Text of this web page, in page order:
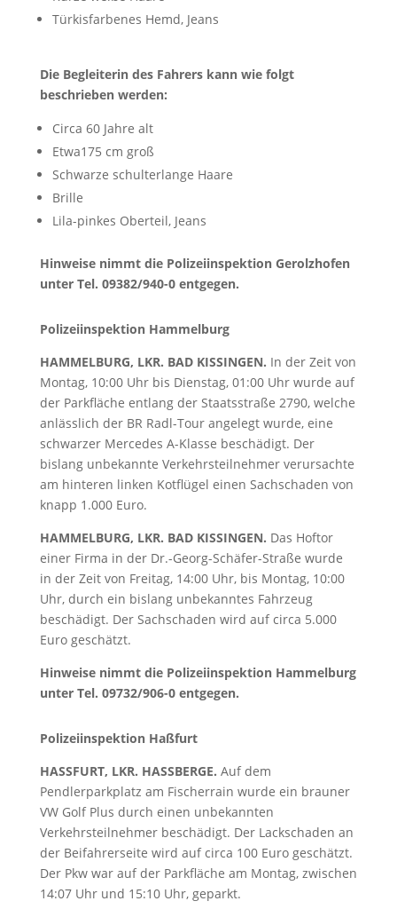
Türkisfarbenes Hemd, Jeans
Die Begleiterin des Fahrers kann wie folgt
beschrieben werden:
Circa 60 Jahre alt
Etwa175 cm groß
Schwarze schulterlange Haare
Brille
Lila-pinkes Oberteil, Jeans
Hinweise nimmt die Polizeiinspektion Gerolzhofen
unter Tel. 09382/940-0 entgegen.
Polizeiinspektion Hammelburg
HAMMELBURG, LKR. BAD KISSINGEN. In der Zeit von
Montag, 10:00 Uhr bis Dienstag, 01:00 Uhr wurde auf
der Parkfläche entlang der Staatsstraße 2790, welche
anlässlich der BR Radl-Tour angelegt wurde, eine
schwarzer Mercedes A-Klasse beschädigt. Der
bislang unbekannte Verkehrsteilnehmer verursachte
am hinteren linken Kotflügel einen Sachschaden von
knapp 1.000 Euro.
HAMMELBURG, LKR. BAD KISSINGEN. Das Hoftor
einer Firma in der Dr.-Georg-Schäfer-Straße wurde
in der Zeit von Freitag, 14:00 Uhr, bis Montag, 10:00
Uhr, durch ein bislang unbekanntes Fahrzeug
beschädigt. Der Sachschaden wird auf circa 5.000
Euro geschätzt.
Hinweise nimmt die Polizeiinspektion Hammelburg
unter Tel. 09732/906-0 entgegen.
Polizeiinspektion Haßfurt
HASSFURT, LKR. HASSBERGE. Auf dem
Pendlerparkplatz am Fischerrain wurde ein brauner
VW Golf Plus durch einen unbekannten
Verkehrsteilnehmer beschädigt. Der Lackschaden an
der Beifahrerseite wird auf circa 100 Euro geschätzt.
Der Pkw war auf der Parkfläche am Montag, zwischen
14:07 Uhr und 15:10 Uhr, geparkt.